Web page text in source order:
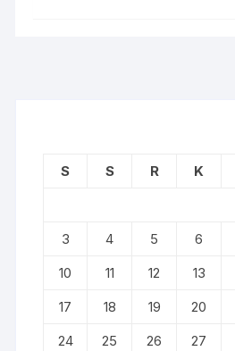
S S R K
3
4 5 6
10
11 12 13
17
18 19 20
24
25 26 27